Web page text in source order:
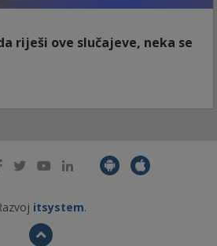
riješi ove slučajeve, neka se
itsystem.